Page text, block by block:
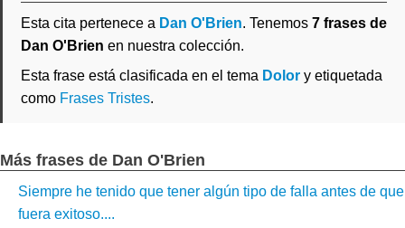
Esta cita pertenece a Dan O'Brien. Tenemos 7 frases de
Dan O'Brien en nuestra colección.
Esta frase está clasificada en el tema Dolor y etiquetada
como Frases Tristes.
Más frases de Dan O'Brien
Siempre he tenido que tener algún tipo de falla antes de que
fuera exitoso....